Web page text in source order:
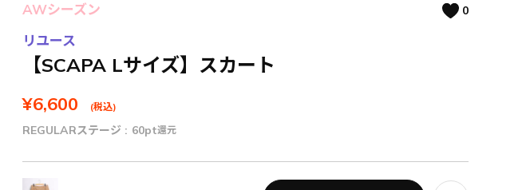
AWシーズン 0
リユース
【SCAPA Lサイズ】スカート
¥6,600 (税込)
REGULARステージ : 60pt還元